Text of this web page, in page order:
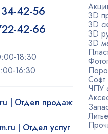
42-56
42-66
18:30
16:30
| Отдел продаж
| Отдел услуг
3D
3D
3D
3D
Софт
ЧПУ